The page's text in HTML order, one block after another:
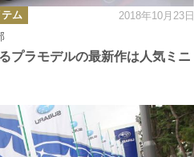
プラモデルの最新作は人気ミニ
ム 2018年10月23日